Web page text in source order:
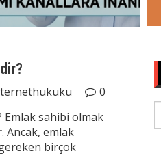
0
Emlak sahibi olmak
Ancak, emlak
birçok